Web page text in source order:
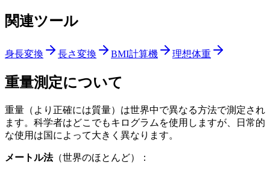
関連ツール
身長変換 長さ変換 BMI計算機 理想体重
重量測定について
重量（より正確には質量）は世界中で異なる方法で測定され
ます。科学者はどこでもキログラムを使用しますが、日常的
な使用は国によって大きく異なります。
メートル法（世界のほとんど）：